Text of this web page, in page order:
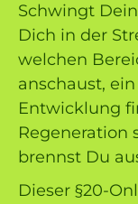
Schwingt
Dich in der
welchen
anschaust,
Entwicklung
Regeneration
brennst Du
Dieser §20-